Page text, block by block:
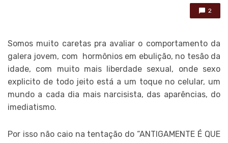
2
Somos muito caretas pra avaliar o comportamento da
galera jovem, com hormônios em ebulição, no tesão da
idade, com muito mais liberdade sexual, onde sexo
explicito de todo jeito está a um toque no celular, um
mundo a cada dia mais narcisista, das aparências, do
imediatismo.
Por isso não caio na tentação do “ANTIGAMENTE É QUE